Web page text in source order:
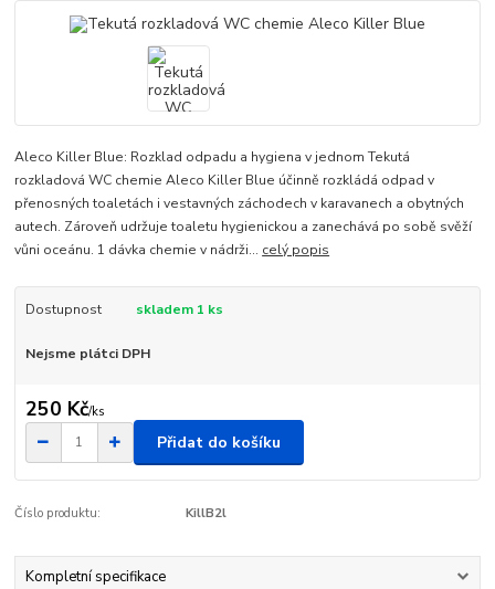
Aleco Killer Blue: Rozklad odpadu a hygiena v jednom Tekutá
rozkladová WC chemie Aleco Killer Blue účinně rozkládá odpad v
přenosných toaletách i vestavných záchodech v karavanech a obytných
autech. Zároveň udržuje toaletu hygienickou a zanechává po sobě svěží
vůni oceánu. 1 dávka chemie v nádrži... celý popis
Dostupnost skladem 1 ks
Nejsme plátci DPH
250 Kč/ks
Přidat do košíku
Číslo produktu: KillB2l
Kompletní specifikace